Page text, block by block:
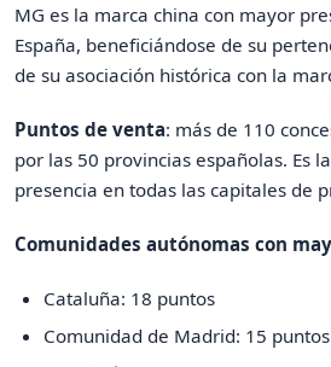
MG es la marca china con mayor
España, beneficiándose de su
de su asociación histórica con la
Puntos de venta: más de 110
por las 50 provincias españolas. Es
presencia en todas las capitales de
Comunidades autónomas con
Cataluña: 18 puntos
Comunidad de Madrid: 15 puntos